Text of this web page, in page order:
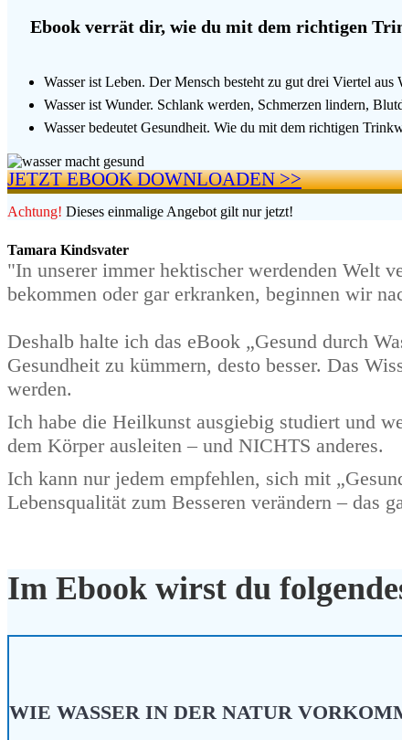
Ebook verrät dir, wie du mit dem richtigen
Wasser ist Leben. Der Mensch besteht zu gut drei Viertel aus
Wasser ist Wunder. Schlank werden, Schmerzen lindern,
Wasser bedeutet Gesundheit. Wie du mit dem richtigen
JETZT EBOOK DOWNLOADEN >>
Achtung! Dieses einmalige Angebot gilt nur jetzt!
Tamara Kindsvater
"In unserer immer hektischer werdenden Welt
bekommen oder gar erkranken, beginnen wir
Deshalb halte ich das eBook „Gesund durch
Gesundheit zu kümmern, desto besser. Das
werden.
Ich habe die Heilkunst ausgiebig studiert und
dem Körper ausleiten – und NICHTS anderes.
Ich kann nur jedem empfehlen, sich mit
Lebensqualität zum Besseren verändern – das
Im Ebook wirst du
WIE WASSER IN DER NATUR